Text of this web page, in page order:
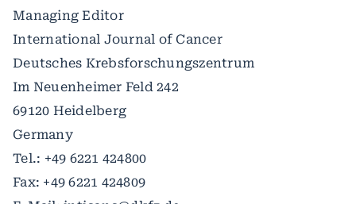
Managing Editor
International Journal of Cancer
Deutsches Krebsforschungszentrum
Im Neuenheimer Feld 242
69120 Heidelberg
Germany
Tel.: +49 6221 424800
Fax: +49 6221 424809